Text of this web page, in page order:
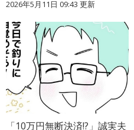
2026年5月11日 09:43 更新
「10万円無断決済!?」誠実夫